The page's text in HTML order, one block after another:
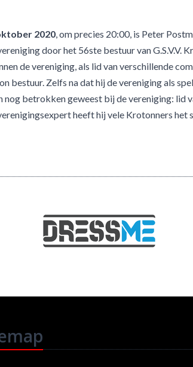
2020, om precies 20:00, is Peter
door het 56ste bestuur van G.S.V.V.
de vereniging, als lid van verschillende
bestuur. Zelfs na dat hij de vereniging als
nog betrokken geweest bij de vereniging: lid
heeft hij vele Krotonners het